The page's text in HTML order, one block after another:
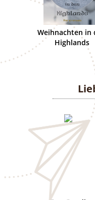
Weihnachten in
Highlands